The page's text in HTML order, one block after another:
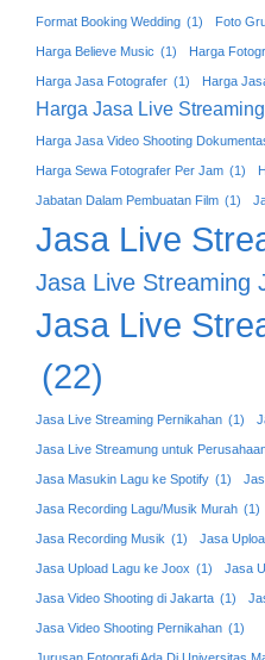
Format Booking Wedding (1) Foto
Harga Believe Music (1) Harga
Harga Jasa Fotografer (1) Harga
Harga Jasa Live Streaming
Harga Jasa Video Shooting
Harga Sewa Fotografer Per Jam (1)
Jabatan Dalam Pembuatan Film (1)
Jasa Live
Jasa Live Streaming
Jasa Live
(22)
Jasa Live Streaming Pernikahan (1)
Jasa Live Streamung untuk
Jasa Masukin Lagu ke Spotify (1)
Jasa Recording Lagu/Musik Murah (1)
Jasa Recording Musik (1) Jasa
Jasa Upload Lagu ke Joox (1) Jasa
Jasa Video Shooting di Jakarta (1)
Jasa Video Shooting Pernikahan (1)